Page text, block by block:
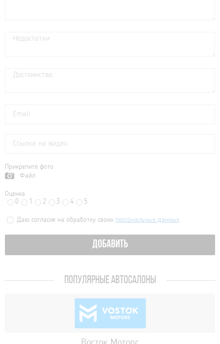
Прикрепите фото
Файл
Оценка
0
1 2 3 4 5
Даю согласие на обработку своих персональных данных
ДОБАВИТЬ
ПОПУЛЯРНЫЕ АВТОСАЛОНЫ